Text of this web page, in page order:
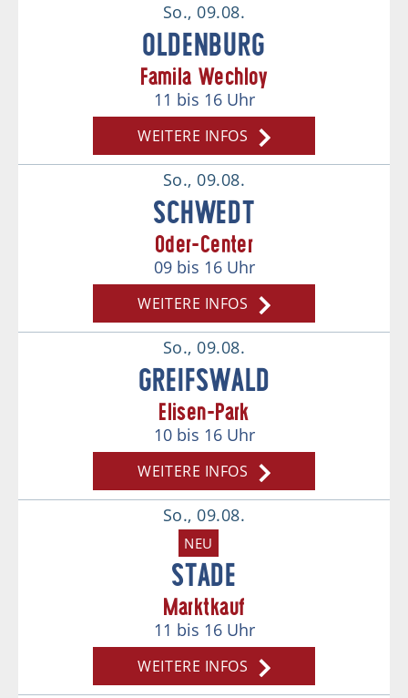
So., 09.08.
OLDENBURG
Famila Wechloy
11 bis 16Uhr
WEITERE INFOS
So., 09.08.
SCHWEDT
Oder-Center
09bis 16Uhr
WEITERE INFOS
So., 09.08.
GREIFSWALD
Elisen-Park
10bis 16Uhr
WEITERE INFOS
So., 09.08.
NEU
STADE
Marktkauf
11 bis 16Uhr
WEITERE INFOS